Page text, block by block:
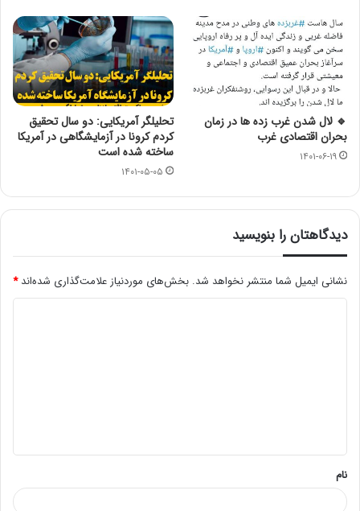
🔹 لال شدن غرب زده ها در زمان
بحران اقتصادی غرب
۱۴۰۱-۰۶-۱۹
تحلیلگر آمریکایی: دو سال تحقیق
کردم کرونا در آزمایشگاهی در آمریکا
ساخته شده است
۱۴۰۱-۰۵-۰۵
دیدگاهتان را بنویسید
نشانی ایمیل شما منتشر نخواهد شد. بخش‌های موردنیاز علامت‌گذاری شده‌اند*
*
نام